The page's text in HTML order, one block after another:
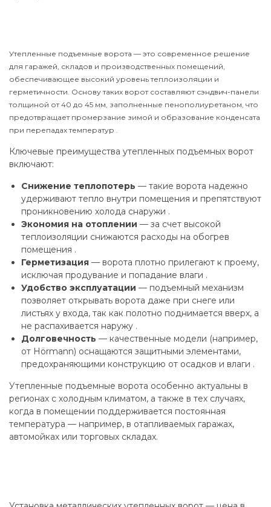
Утепленные подъемные ворота — это современное решение
для гаражей, складов и производственных помещений,
обеспечивающее высокий уровень теплоизоляции и
герметичности. Основу таких ворот составляют сэндвич-панели
толщиной от 40 до 45 мм, заполненные пенополиуретаном, что
предотвращает промерзание зимой и образование конденсата
при перепадах температур .
Ключевые преимущества утепленных подъемных ворот
включают:
Снижение теплопотерь — такие ворота надежно
удерживают тепло внутри помещения и препятствуют
проникновению холода снаружи .
Экономия на отоплении — за счет высокой
теплоизоляции снижаются расходы на обогрев
помещения .
Герметизация — ворота плотно прилегают к проему,
исключая продувание и попадание влаги .
Удобство эксплуатации — подъемный механизм
позволяет открывать ворота даже при снеге или
листьях у входа, так как полотно поднимается вверх, а
не распахивается наружу .
Долговечность — качественные модели (например,
от Hörmann) оснащаются защитными элементами,
предохраняющими конструкцию от осадков и влаги .
Утепленные подъемные ворота особенно актуальны в
регионах с холодным климатом, а также в тех случаях,
когда в помещении поддерживается постоянная
температура — например, в отапливаемых гаражах,
автомойках или торговых складах.